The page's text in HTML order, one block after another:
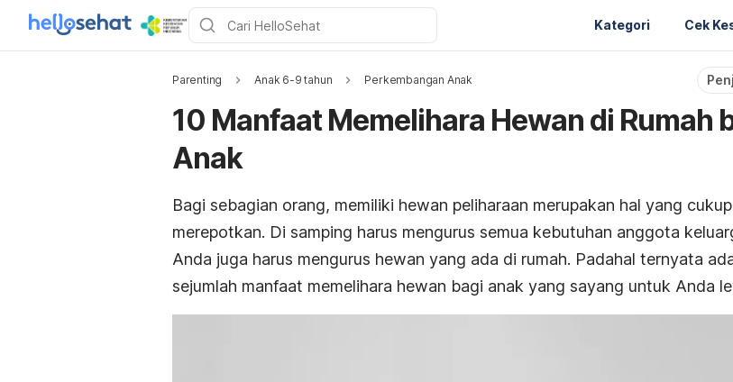
Kategori Cek
Parenting Anak 6-9 tahun Perkembangan Anak
10 Manfaat Memelihara Hewan di Rumah
Anak
Bagi sebagian orang, memiliki hewan peliharaan merupakan hal yang cukup
merepotkan. Di samping harus mengurus semua kebutuhan anggota
Anda juga harus mengurus hewan yang ada di rumah. Padahal ternyata
sejumlah manfaat memelihara hewan bagi anak yang sayang untuk Anda